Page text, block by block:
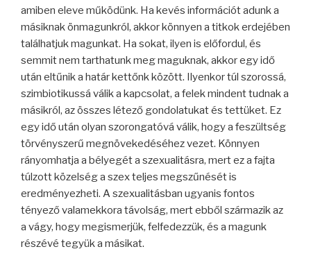
amiben eleve működünk. Ha kevés információt adunk a
másiknak önmagunkról, akkor könnyen a titkok erdejében
találhatjuk magunkat. Ha sokat, ilyen is előfordul, és
semmit nem tarthatunk meg maguknak, akkor egy idő
után eltűnik a határ kettőnk között. Ilyenkor túl szorossá,
szimbiotikussá válik a kapcsolat, a felek mindent tudnak a
másikról, az összes létező gondolatukat és tettüket. Ez
egy idő után olyan szorongatóvá válik, hogy a feszültség
törvényszerű megnövekedéséhez vezet. Könnyen
rányomhatja a bélyegét a szexualitásra, mert ez a fajta
túlzott közelség a szex teljes megszűnését is
eredményezheti. A szexualitásban ugyanis fontos
tényező valamekkora távolság, mert ebből származik az
a vágy, hogy megismerjük, felfedezzük, és a magunk
részévé tegyük a másikat.